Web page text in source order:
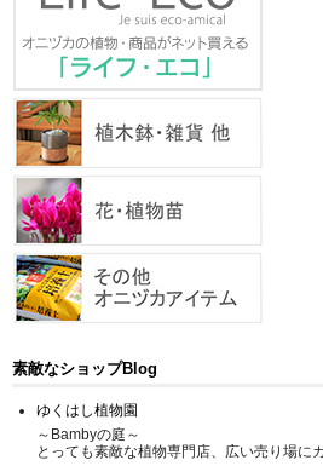
素敵なショップBlog
ゆくはし植物園
～Bambyの庭～
とっても素敵な植物専門店、広い売り場に